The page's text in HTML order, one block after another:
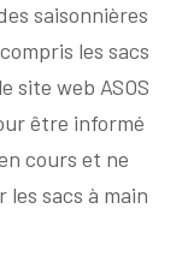
saisonnières
les sacs
site web ASOS
être informé
cours et ne
sacs à main